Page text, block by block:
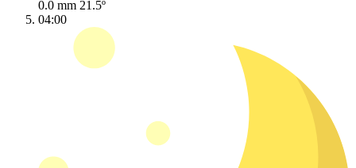
0.0 mm 21.5º
04:00